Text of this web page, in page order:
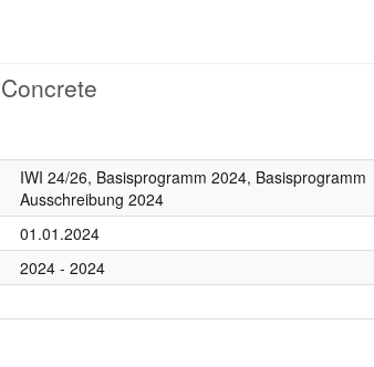
IWI 24/26, Basisprogramm 2024, Basisprogramm
Ausschreibung 2024
01.01.2024
2024 - 2024